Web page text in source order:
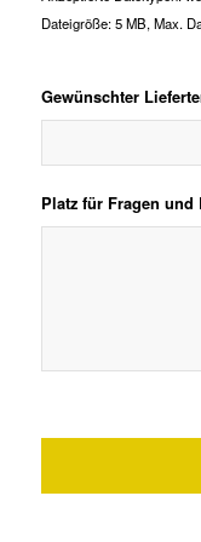
Dateigröße: 5 MB, Max.
Gewünschter
Platz für Fragen und